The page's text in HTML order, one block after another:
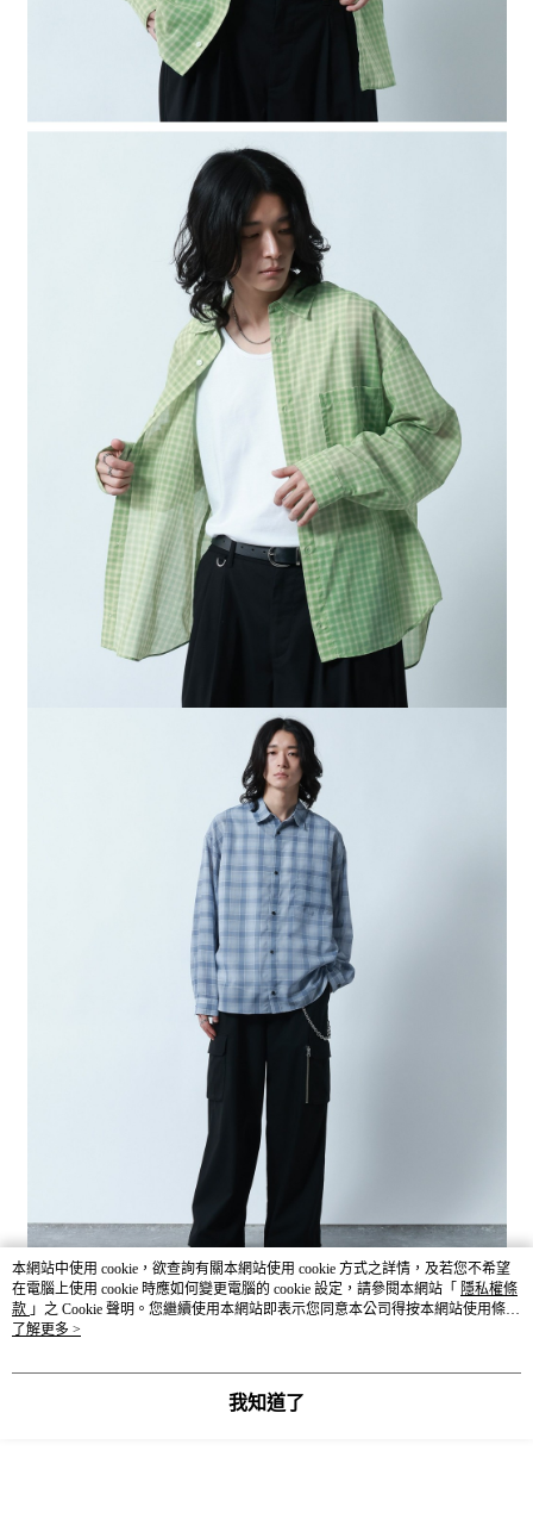
本網站中使用 cookie，欲查詢有關本網站使用 cookie 方式之詳情，及若您不希望
在電腦上使用 cookie 時應如何變更電腦的 cookie 設定，請參閱本網站「 隱私權條
款 」之 Cookie 聲明。您繼續使用本網站即表示您同意本公司得按本網站使用條款
之 Cookie 聲明使用 cookie。
了解更多 >
我知道了